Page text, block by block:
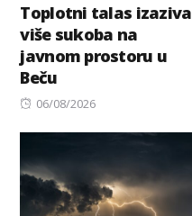
Toplotni talas izaziva
više sukoba na
javnom prostoru u
Beču
Posted
06/08/2026